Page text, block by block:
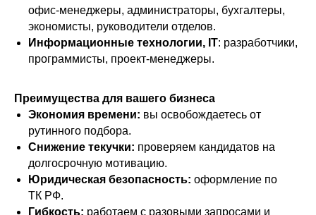
офис-менеджеры, администраторы, бухгалтеры,
экономисты, руководители отделов.
Информационные технологии, IT: разработчики,
программисты, проект-менеджеры.
Преимущества для вашего бизнеса
Экономия времени: вы освобождаетесь от
рутинного подбора.
Снижение текучки: проверяем кандидатов на
долгосрочную мотивацию.
Юридическая безопасность: оформление по
ТК РФ.
Гибкость: работаем с разовыми запросами и